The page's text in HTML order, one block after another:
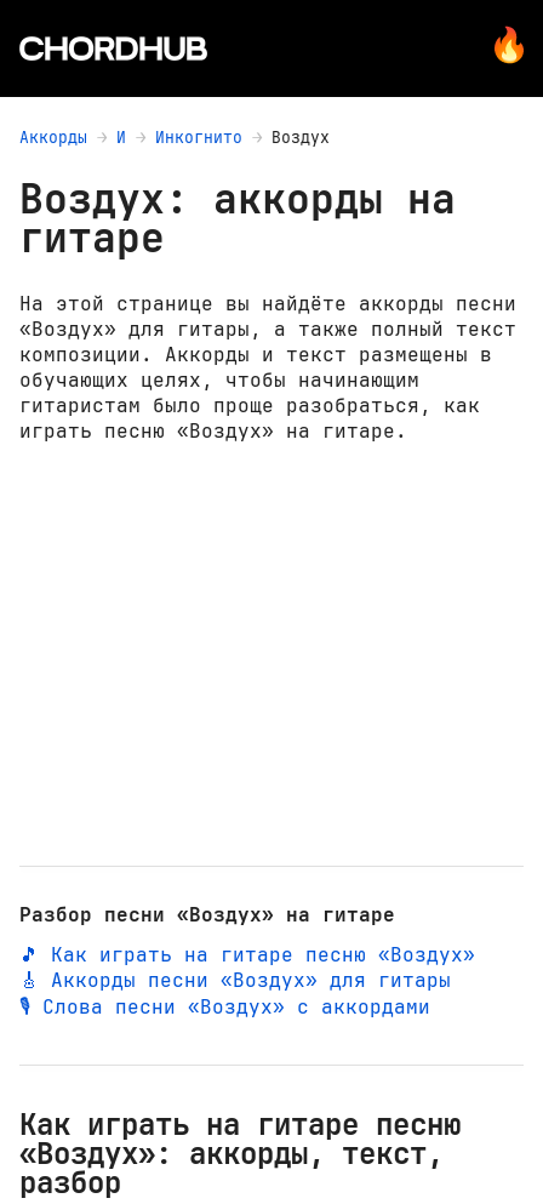
Аккорды И Инкогнито Воздух
Воздух: аккорды на
гитаре
На этой странице вы найдёте аккорды песни
«Воздух» для гитары, а также полный текст
композиции. Аккорды и текст размещены в
обучающих целях, чтобы начинающим
гитаристам было проще разобраться, как
играть песню «Воздух» на гитаре.
Разбор песни «Воздух» на гитаре
🎵 Как играть на гитаре песню «Воздух»
🎸 Аккорды песни «Воздух» для гитары
🎙️ Слова песни «Воздух» с аккордами
Как играть на гитаре песню
«Воздух»: аккорды, текст,
разбор